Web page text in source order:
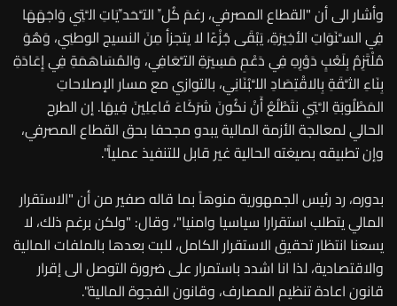
وأشار الى أن "القطاع المصرفي، رغمَ كُلِّ التَّحَدِّيَاتِ الَّتِي وَاجَهَهَا
فِي السَّنَوَاتِ الأخِيرَةِ، يَبْقَى جُزْءًا لا يتجزأ مِنَ النسيج الوطنِي، وَهُوَ
مُلْتَزِمُ بِلَعْبٍ دَوْرِهِ فِي دَعْمِ مَسِيرَةِ التَّعَافِي، وَالمُسَاهَمَةِ فِي إِعَادَةِ
بِنَاءِ الثَّقَةِ بِالاقْتِصَادِ اللَّبُنَانِي، بالتوازي مع مسار الإصلاحاتِ
المَطْلُوبَةِ الَّتِي نتَطْلُعُ أَنْ نكُونَ شرَكَاءَ فَاعِلِينَ فِيهَا. إن الطرح
الحالي لمعالجة الأزمة المالية يبدو مجحفا بحق القطاع المصرفي،
وإن تطبيقه بصيغته الحالية غير قابل للتنفيذ عملياً".
بدوره، رد رئيس الجمهورية منوهاً بما قاله صفير من أن "الاستقرار
المالي يتطلب استقرارا سياسيا وامنيا"، وقال: "ولكن برغم ذلك، لا
يسعنا انتظار تحقيق الاستقرار الكامل، للبت بعدها بالملفات المالية
والاقتصادية، لذا انا اشدد باستمرار على ضرورة التوصل الى إقرار
قانون اعادة تنظيم المصارف، وقانون الفجوة المالية".